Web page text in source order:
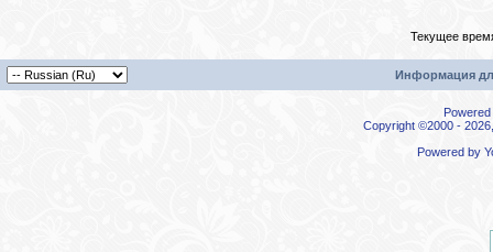
Текущее
Информация
Copyright ©2000 -
Powered by